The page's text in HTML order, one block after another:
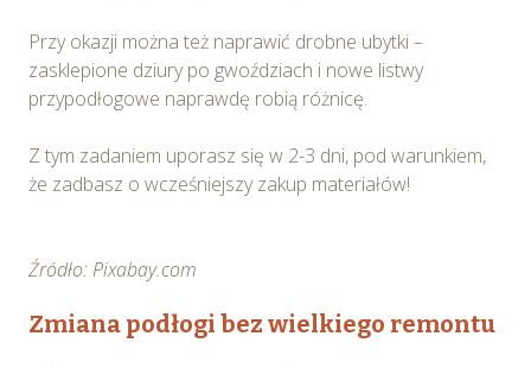
Przy okazji można też naprawić drobne ubytki –
zasklepione dziury po gwoździach i nowe listwy
przypodłogowe naprawdę robią różnicę.
Z tym zadaniem uporasz się w 2-3 dni, pod warunkiem,
że zadbasz o wcześniejszy zakup materiałów!
Źródło: Pixabay.com
Zmiana podłogi bez wielkiego remontu